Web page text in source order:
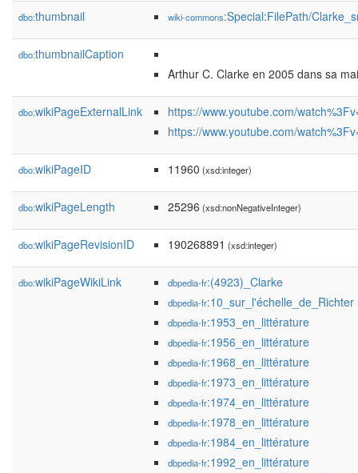
dbo:thumbnail wiki-commons:Special:FilePath/
dbo:thumbnailCaption
Arthur C. Clarke en 2005 dans sa
dbo:wikiPageExternalLink
https://www.youtube.com/
https://www.youtube.com/
dbo:wikiPageID 11960 (xsd:integer)
dbo:wikiPageLength 25296 (xsd:nonNegativeInteger)
dbo:wikiPageRevisionID 190268891 (xsd:integer)
dbo:wikiPageWikiLink dbpedia-fr:(4923)_Clarke
dbpedia-fr:10_sur_l'échelle_de_Richter
dbpedia-fr:1953_en_littérature
dbpedia-fr:1956_en_littérature
dbpedia-fr:1968_en_littérature
dbpedia-fr:1973_en_littérature
dbpedia-fr:1974_en_littérature
dbpedia-fr:1978_en_littérature
dbpedia-fr:1984_en_littérature
dbpedia-fr:1992_en_littérature